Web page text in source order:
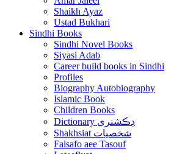
Shaikh Ayaz
Ustad Bukhari
Sindhi Books
Sindhi Novel Books
Siyasi Adab
Career build books in Sindhi
Profiles
Biography Autobiography
Islamic Book
Children Books
Dictionary ڊڪشنري
Shakhsiat شخصيات
Falsafo aee Tasouf